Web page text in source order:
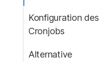
Konfiguration des
Cronjobs
Alternative